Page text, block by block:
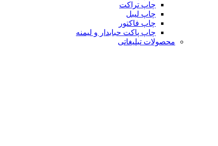
چاپ تراکت
چاپ لیبل
چاپ فاکتور
چاپ پاکت حبابدار و لیمنه
محصولات تبلیغاتی